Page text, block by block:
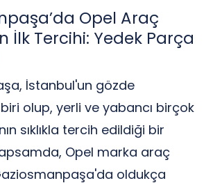
Opel Araç
İlk Tercihi: Yedek Parça
İstanbul'un gözde
olup, yerli ve yabancı birçok
sıklıkla tercih edildiği bir
Opel marka araç
oldukça